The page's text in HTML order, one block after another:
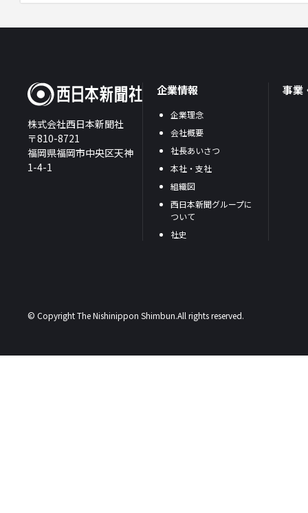
株式会社西日本新聞社
〒810-8721
福岡県福岡市中央区天神
1-4-1
企業情報
企業理念
会社概要
社長あいさつ
本社・支社
組織図
西日本新聞グループに
ついて
社史
事業
© Copyright The Nishinippon Shimbun.All rights reserved.